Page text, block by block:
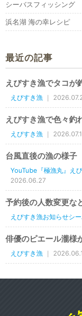
シーバスフィッシング
浜名湖 海の幸レシピ
最近の記事
えびすき漁でタコが
えびすき漁 ｜
えびすき漁で色々釣
えびすき漁 ｜
台風直後の漁の様子
YouTube『極漁丸』え
2026.06.27
予約後の人数変更な
えびすき漁お知らせシ
俳優のピエール瀧様
えびすき漁 ｜